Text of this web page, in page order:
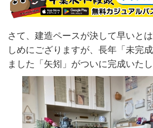
さて、建造ペースが決して早いと
しめにござりますが、長年「未完
ました「矢矧」がついに完成いたし